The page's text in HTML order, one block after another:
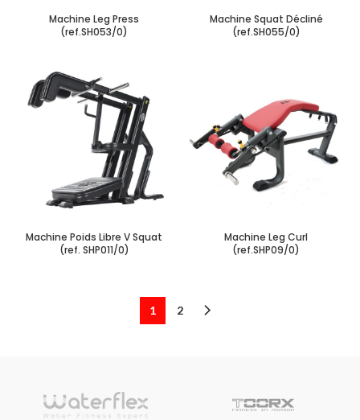
Machine Leg Press
(ref.SH053/0)
Machine Squat Décliné
(ref.SH055/0)
Machine Poids Libre V Squat
(ref. SHP011/0)
Machine Leg Curl
(ref.SHP09/0)
1 2